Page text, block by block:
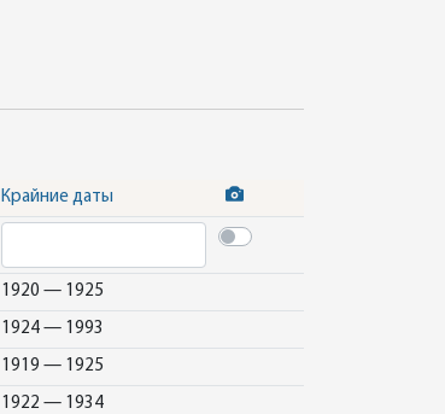
Крайние даты
1920 — 1925
1924 — 1993
1919 — 1925
1922 — 1934